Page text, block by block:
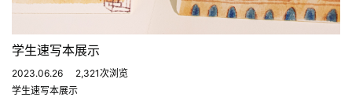
学生速写本展示
2023.06.26
2,321次浏览
学生速写本展示